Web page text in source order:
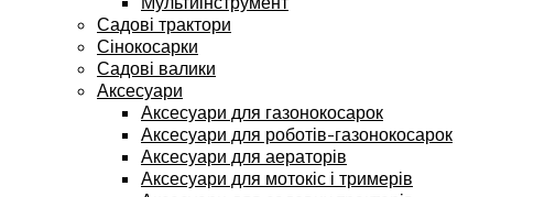
Садові трактори
Сінокосарки
Садові валики
Аксесуари
Аксесуари для газонокосарок
Аксесуари для роботів-газонокосарок
Аксесуари для аераторів
Аксесуари для мотокіс і тримерів